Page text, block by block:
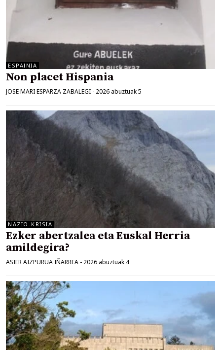
ESPAINIA
Non placet Hispania
JOSE MARI ESPARZA ZABALEGI - 2026 abuztuak 5
NAZIO-KRISIA
Ezker abertzalea eta Euskal Herria
amildegira?
ASIER AIZPURUA IÑARREA - 2026 abuztuak 4